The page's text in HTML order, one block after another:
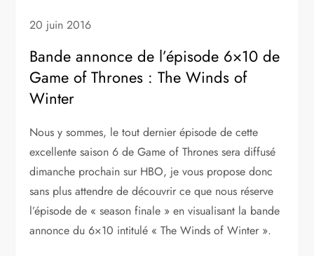
20 juin 2016
Bande annonce de l’épisode 6×10 de
Game of Thrones : The Winds of
Winter
Nous y sommes, le tout dernier épisode de cette
excellente saison 6 de Game of Thrones sera diffusé
dimanche prochain sur HBO, je vous propose donc
sans plus attendre de découvrir ce que nous réserve
l’épisode de « season finale » en visualisant la bande
annonce du 6×10 intitulé « The Winds of Winter ».